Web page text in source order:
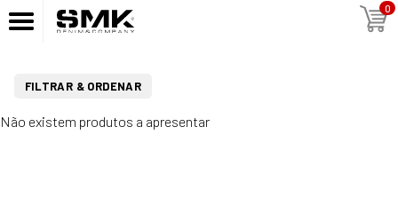
0
FILTRAR & ORDENAR
Não existem produtos a apresentar